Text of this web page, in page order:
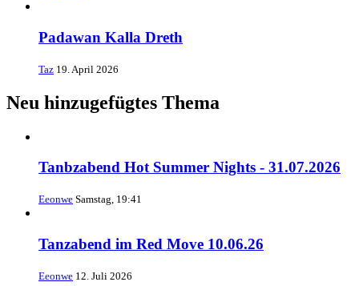
Padawan Kalla Dreth
Taz 19. April 2026
Neu hinzugefügtes Thema
Tanbzabend Hot Summer Nights - 31.07.2026
Eeonwe Samstag, 19:41
Tanzabend im Red Move 10.06.26
Eeonwe 12. Juli 2026